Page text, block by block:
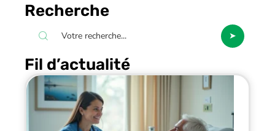
Recherche
Fil d’actualité